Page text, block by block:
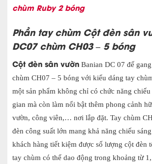
chùm Ruby 2 bóng
Phần tay chùm Cột đèn sân
DC07 chùm CH03 – 5 bóng
Cột đèn sân vườn Banian DC 07 đế
chùm CH07 – 5 bóng với kiểu dáng tay
một sản phẩm không chỉ có chức năng
gian mà còn làm nổi bật thêm phong cảnh
vườn, công viên,… nơi lắp đặt. Tay chùm
đèn công suất lớn mang khả năng chiếu
khách hàng tiết kiệm được số lượng cột đèn
tay chùm có thể dao động trong khoảng từ